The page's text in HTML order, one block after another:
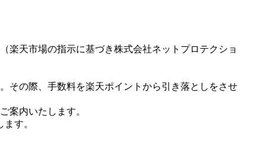
楽天市場の指示に基づき株式会社ネットプロテクショ
その際、手数料を楽天ポイントから引き落としをさせ
案内いたします。
す。